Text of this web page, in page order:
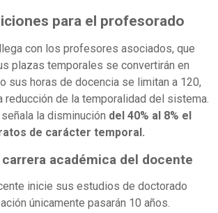
para el profesorado
con los profesores asociados, que
plazas temporales se convertirán en
sus horas de docencia se limitan a 120,
reducción de la temporalidad del sistema.
la disminución del 40% al 8% el
de carácter temporal.
académica del docente
inicie sus estudios de doctorado
únicamente pasarán 10 años.